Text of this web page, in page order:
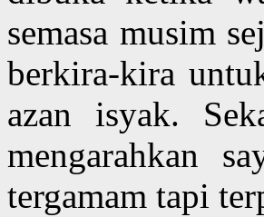
semasa musim
berkira-kira
azan isyak.
mengarahkan
tergamam tapi